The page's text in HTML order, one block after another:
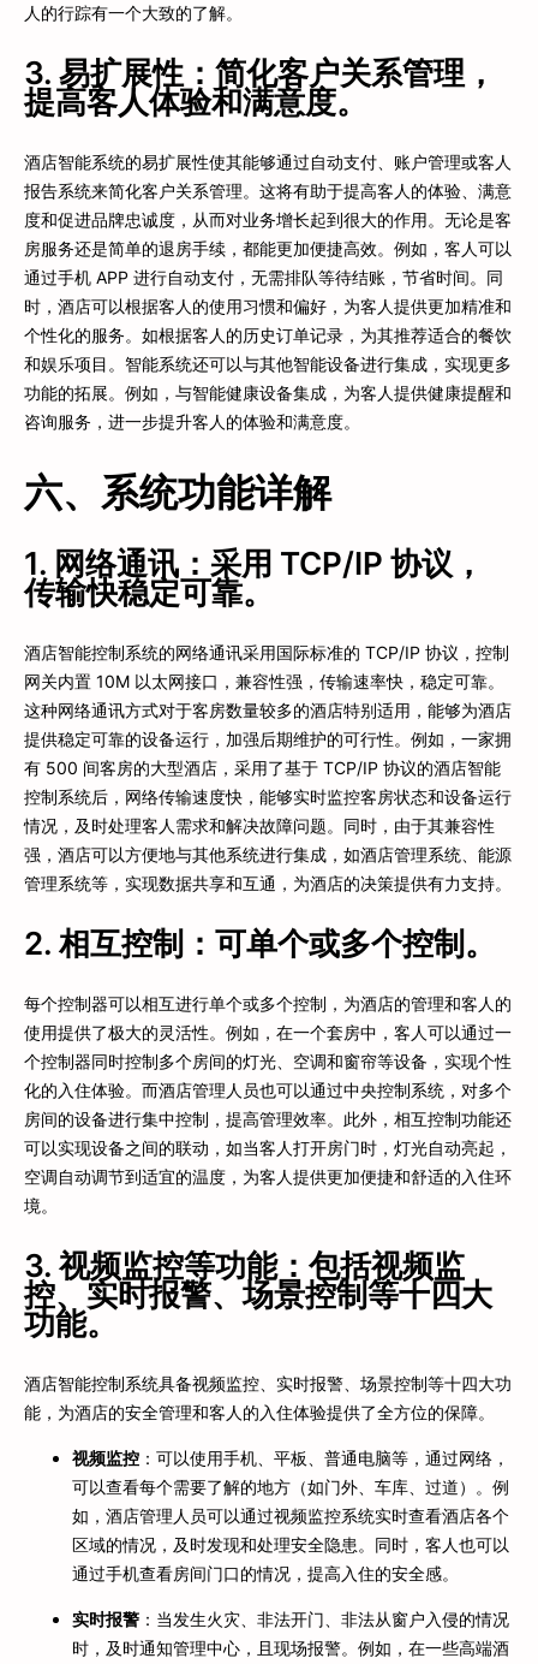
人的行踪有一个大致的了解。
3. 易扩展性：简化客户关系管理，
提高客人体验和满意度。
酒店智能系统的易扩展性使其能够通过自动支付、账户管理或客人
报告系统来简化客户关系管理。这将有助于提高客人的体验、满意
度和促进品牌忠诚度，从而对业务增长起到很大的作用。无论是客
房服务还是简单的退房手续，都能更加便捷高效。例如，客人可以
通过手机 APP 进行自动支付，无需排队等待结账，节省时间。同
时，酒店可以根据客人的使用习惯和偏好，为客人提供更加精准和
个性化的服务。如根据客人的历史订单记录，为其推荐适合的餐饮
和娱乐项目。智能系统还可以与其他智能设备进行集成，实现更多
功能的拓展。例如，与智能健康设备集成，为客人提供健康提醒和
咨询服务，进一步提升客人的体验和满意度。
六、系统功能详解
1. 网络通讯：采用 TCP/IP 协议，
传输快稳定可靠。
酒店智能控制系统的网络通讯采用国际标准的 TCP/IP 协议，控制
网关内置 10M 以太网接口，兼容性强，传输速率快，稳定可靠。
这种网络通讯方式对于客房数量较多的酒店特别适用，能够为酒店
提供稳定可靠的设备运行，加强后期维护的可行性。例如，一家拥
有 500 间客房的大型酒店，采用了基于 TCP/IP 协议的酒店智能
控制系统后，网络传输速度快，能够实时监控客房状态和设备运行
情况，及时处理客人需求和解决故障问题。同时，由于其兼容性
强，酒店可以方便地与其他系统进行集成，如酒店管理系统、能源
管理系统等，实现数据共享和互通，为酒店的决策提供有力支持。
2. 相互控制：可单个或多个控制。
每个控制器可以相互进行单个或多个控制，为酒店的管理和客人的
使用提供了极大的灵活性。例如，在一个套房中，客人可以通过一
个控制器同时控制多个房间的灯光、空调和窗帘等设备，实现个性
化的入住体验。而酒店管理人员也可以通过中央控制系统，对多个
房间的设备进行集中控制，提高管理效率。此外，相互控制功能还
可以实现设备之间的联动，如当客人打开房门时，灯光自动亮起，
空调自动调节到适宜的温度，为客人提供更加便捷和舒适的入住环
境。
3. 视频监控等功能：包括视频监
控、实时报警、场景控制等十四大
功能。
酒店智能控制系统具备视频监控、实时报警、场景控制等十四大功
能，为酒店的安全管理和客人的入住体验提供了全方位的保障。
视频监控 ：可以使用手机、平板、普通电脑等，通过网络，
可以查看每个需要了解的地方（如门外、车库、过道）。例
如，酒店管理人员可以通过视频监控系统实时查看酒店各个
区域的情况，及时发现和处理安全隐患。同时，客人也可以
通过手机查看房间门口的情况，提高入住的安全感。
实时报警 ：当发生火灾、非法开门、非法从窗户入侵的情况
时，及时通知管理中心，且现场报警。例如，在一些高端酒